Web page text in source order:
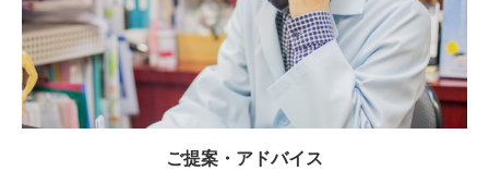
ご提案・アドバイス